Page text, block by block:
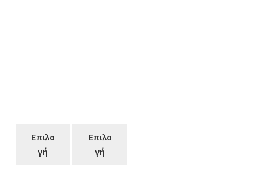
Επιλο
γή
Επιλο
γή